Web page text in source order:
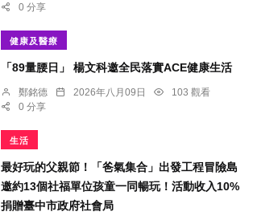
0 分享
健康及醫療
「89量腰日」 楊文科邀全民落實ACE健康生活
鄭銘德 2026年八月09日
103 觀看
0 分享
生活
最好玩的父親節！「爸氣集合」出發工程冒險島
邀約13個社福單位孩童一同暢玩！活動收入10%
捐贈臺中市政府社會局